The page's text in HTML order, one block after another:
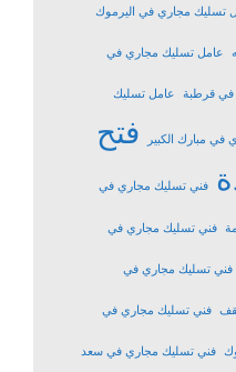
تسليك مجاري في اليرموك
عامل تسليك مجاري في
في قرطبة عامل تسليك
مبارك الكبير
فتح
فني تسليك مجاري في
فني تسليك مجاري في
فني تسليك مجاري في
فني تسليك مجاري في
فني تسليك مجاري في سعد